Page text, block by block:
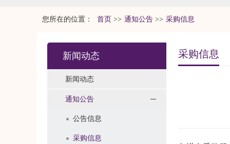
您所在的位置： 首页 >> 通知公告 >> 采购信息
新闻动态
新闻动态
通知公告
公告信息
采购信息
采购信息